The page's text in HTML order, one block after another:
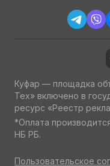
Куфар — площадка
Тех» включено в
ресурс «Реестр
*Оплата
НБ РБ.
Пользовательское